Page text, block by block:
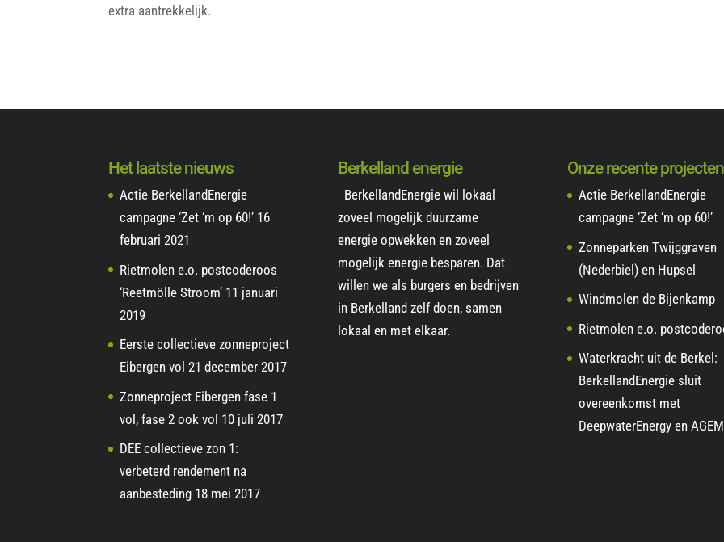
extra aantrekkelijk.
Het laatste nieuws
Actie BerkellandEnergie
campagne ‘Zet ‘m op 60!’ 16
februari 2021
Rietmolen e.o. postcoderoos
‘Reetmölle Stroom’ 11 januari
2019
Eerste collectieve zonneproject
Eibergen vol 21 december 2017
Zonneproject Eibergen fase 1
vol, fase 2 ook vol 10 juli 2017
DEE collectieve zon 1:
verbeterd rendement na
aanbesteding 18 mei 2017
Berkelland energie
BerkellandEnergie wil lokaal
zoveel mogelijk duurzame
energie opwekken en zoveel
mogelijk energie besparen. Dat
willen we als burgers en bedrijven
in Berkelland zelf doen, samen
lokaal en met elkaar.
Onze recente projecten
Actie BerkellandEnergie
campagne ‘Zet ‘m op 60!’
Zonneparken Twijggraven
(Nederbiel) en Hupsel
Windmolen de Bijenkamp
Rietmolen e.o.
Waterkracht uit de Berkel:
BerkellandEnergie sluit
overeenkomst met
DeepwaterEnergy en AGEM